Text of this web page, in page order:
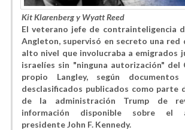
Kit Klarenberg y Wyatt Reed
El veterano jefe de contrainteligencia
Angleton, supervisó en secreto una red
alto nivel que involucraba a emigrados
israelíes sin "ninguna autorización" del
propio Langley, según documentos
desclasificados publicados como parte
de la administración Trump de
información disponible sobre el
presidente John F. Kennedy.